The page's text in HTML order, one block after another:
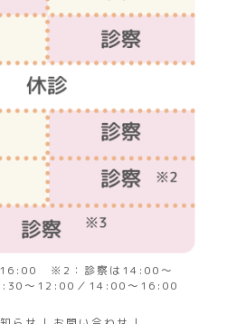
※2：診察は14:00～
～12:00／14:00～16:00